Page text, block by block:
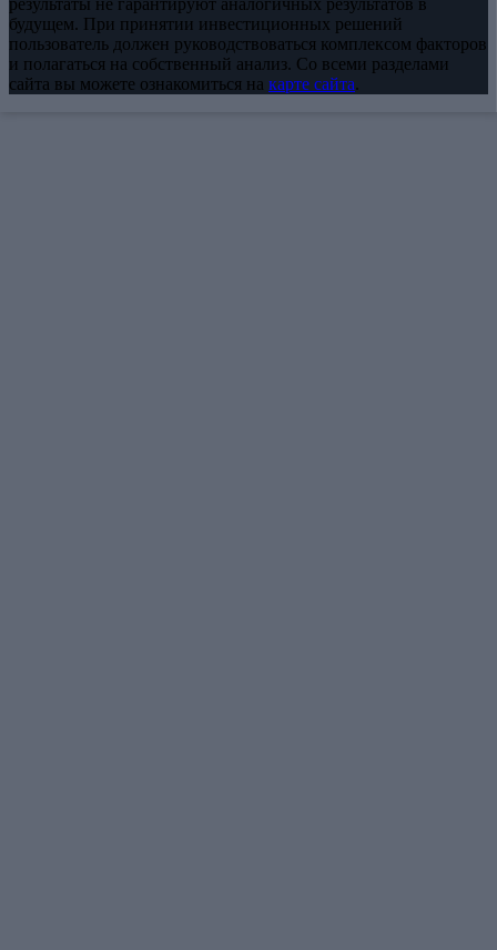
результаты не гарантируют аналогичных результатов в
будущем. При принятии инвестиционных решений
пользователь должен руководствоваться комплексом факторов
и полагаться на собственный анализ. Со всеми разделами
сайта вы можете ознакомиться на карте сайта.